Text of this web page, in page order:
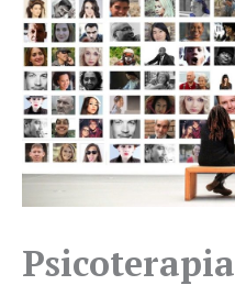
Psicoterapia